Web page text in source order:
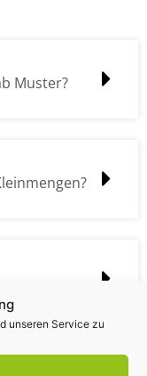
unseren Service zu
Muster?